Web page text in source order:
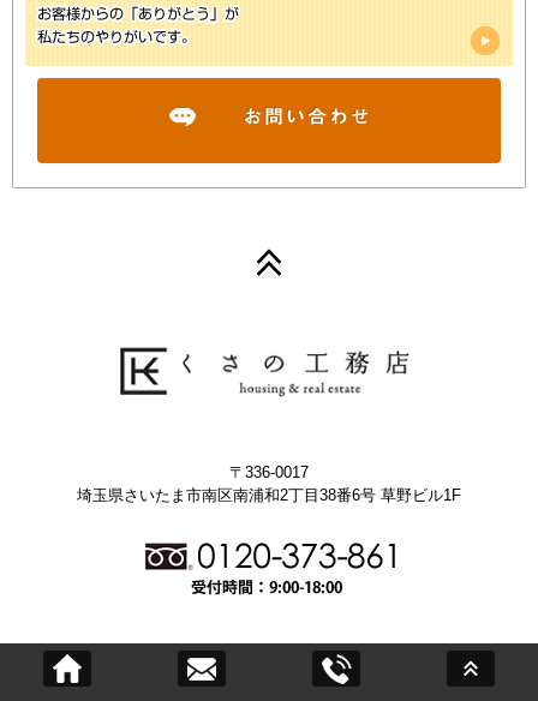
〒336-0017
埼玉県さいたま市南区南浦和2丁目38番6号 草野ビル1F